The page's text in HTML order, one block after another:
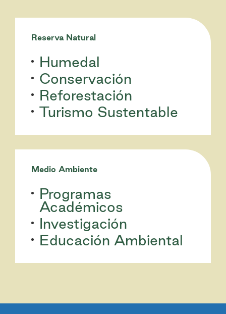
Reserva Natural
Humedal
Conservación
Reforestación
Turismo Sustentable
Medio Ambiente
Programas
Académicos
Investigación
Educación Ambiental